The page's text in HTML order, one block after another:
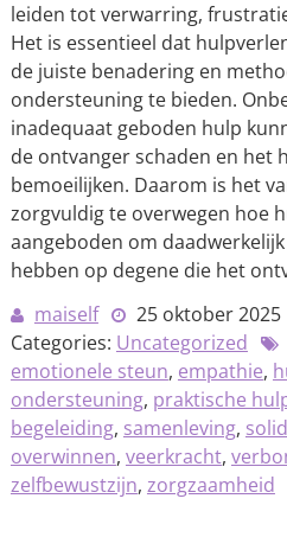
leiden tot verwarring,
Het is essentieel dat
de juiste benadering en
ondersteuning te bieden.
inadequaat geboden hulp
de ontvanger schaden en het
bemoeilijken. Daarom is het
zorgvuldig te overwegen hoe
aangeboden om
hebben op degene die het
maiself
25 oktober 2025
Categories: Uncategorized
emotionele steun, empathie,
ondersteuning, praktische
begeleiding, samenleving,
overwinnen, veerkracht,
zelfbewustzijn, zorgzaamheid